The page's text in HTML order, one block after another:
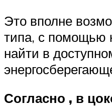
Это вполне
типа, с помощью
найти в
Согласно , в